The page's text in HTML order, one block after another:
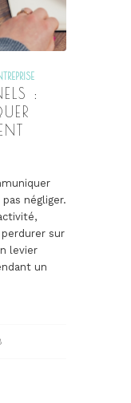
:
négliger.
sur
levier
un